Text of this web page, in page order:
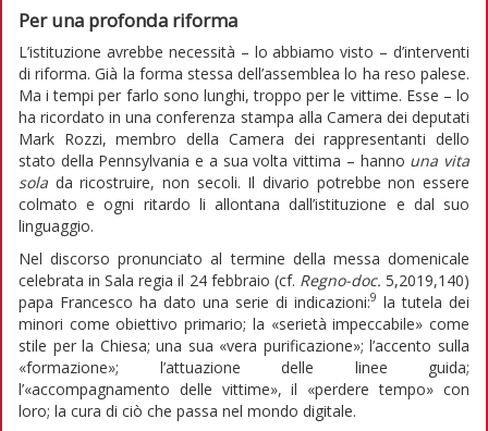
Per una profonda riforma
L’istituzione avrebbe necessità – lo abbiamo visto – d’interventi
di riforma. Già la forma stessa dell’assemblea lo ha reso palese.
Ma i tempi per farlo sono lunghi, troppo per le vittime. Esse – lo
ha ricordato in una conferenza stampa alla Camera dei deputati
Mark Rozzi, membro della Camera dei rappresentanti dello
stato della Pennsylvania e a sua volta vittima – hanno una vita
sola da ricostruire, non secoli. Il divario potrebbe non essere
colmato e ogni ritardo li allontana dall’istituzione e dal suo
linguaggio.
Nel discorso pronunciato al termine della messa domenicale
celebrata in Sala regia il 24 febbraio (cf. Regno-doc. 5,2019,140)
papa Francesco ha dato una serie di indicazioni:9 la tutela dei
minori come obiettivo primario; la «serietà impeccabile» come
stile per la Chiesa; una sua «vera purificazione»; l’accento sulla
«formazione»; l’attuazione delle linee guida;
l’«accompagnamento delle vittime», il «perdere tempo» con
loro; la cura di ciò che passa nel mondo digitale.